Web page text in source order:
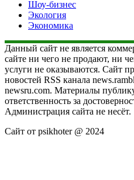
Шоу-бизнес
Экология
Экономика
Данный сайт не является
сайте ни чего не продают, ни
услуги не оказываются. Сайт
новостей RSS канала
newsru.com. Материалы
ответственность за
Администрация сайта не несёт.
Сайт от psikhoter @ 2024